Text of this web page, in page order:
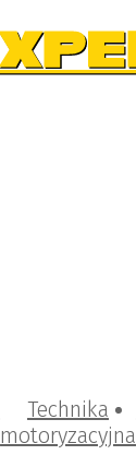
Technika
motoryzacyjna